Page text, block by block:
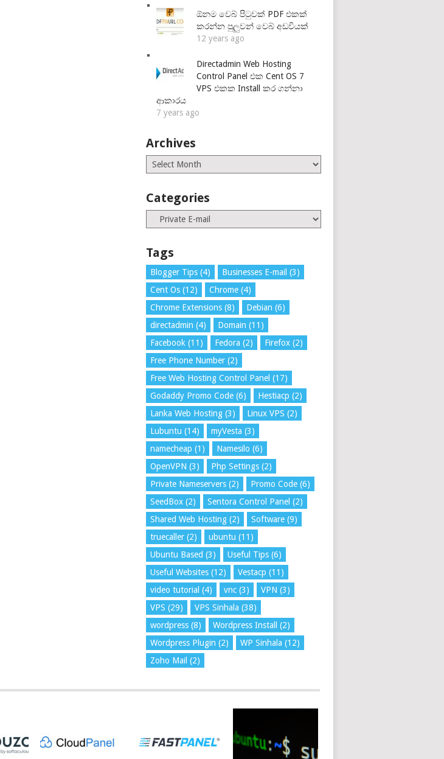
ඕනම වෙබ් පිටුවක් PDF එකක්
කරන්න පුලුවන් වෙබ් අඩවියක්
12 years ago
Directadmin Web Hosting
Control Panel එක Cent OS 7
VPS එකක Install කර ගන්නා
ආකාරය
7 years ago
Archives
Archives
Categories
Categories
Tags
Blogger Tips (4) Businesses E-mail (3)
Cent Os (12) Chrome (4)
Chrome Extensions (8) Debian (6)
directadmin (4) Domain (11)
Facebook (11) Fedora (2) Firefox (2)
Free Phone Number (2)
Free Web Hosting Control Panel (17)
Godaddy Promo Code (6) Hestiacp (2)
Lanka Web Hosting (3) Linux VPS (2)
Lubuntu (14) myVesta (3)
namecheap (1) Namesilo (6)
OpenVPN (3) Php Settings (2)
Private Nameservers (2) Promo Code (6)
SeedBox (2) Sentora Control Panel (2)
Shared Web Hosting (2) Software (9)
truecaller (2) ubuntu (11)
Ubuntu Based (3) Useful Tips (6)
Useful Websites (12) Vestacp (11)
video tutorial (4) vnc (3) VPN (3)
VPS (29) VPS Sinhala (38)
wordpress (8) Wordpress Install
(2)
Wordpress Plugin (2) WP Sinhala (12)
Zoho Mail (2)